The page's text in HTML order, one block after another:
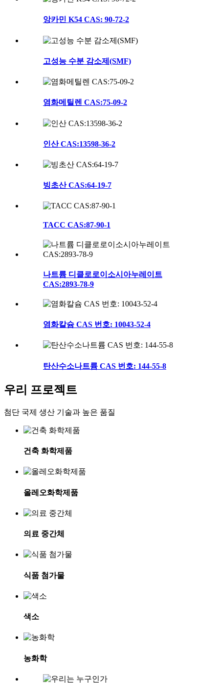
앙카민 K54 CAS: 90-72-2
고성능 수분 감소제(SMF)
염화메틸렌 CAS:75-09-2
인산 CAS:13598-36-2
빙초산 CAS:64-19-7
TACC CAS:87-90-1
나트륨 디클로로이소시아누레이트
CAS:2893-78-9
염화칼슘 CAS 번호: 10043-52-4
탄산수소나트륨 CAS 번호: 144-55-8
우리 프로젝트
첨단 국제 생산 기술과 높은 품질
건축 화학제품
올레오화학제품
의료 중간체
식품 첨가물
색소
농화학